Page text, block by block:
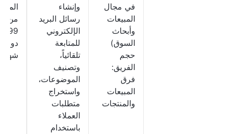
في مجال
المبيعات
وأبحاث
السوق)
حجم
الفريق:
فرق
المبيعات
والمنتجات
وإنشاء
رسائل البريد
الإلكتروني
للمتابعة
تلقائياً،
وتصنيف
الموضوعات،
واستخراج
متطلبات
العملاء
باستخدام
من
دولارًا